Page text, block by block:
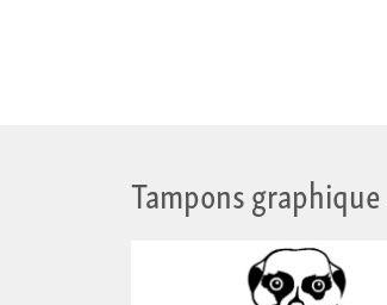
Tampons graphique